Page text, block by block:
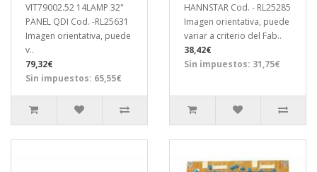
VIT79002.52 14LAMP 32"
PANEL QDI Cod. -RL25631
Imagen orientativa, puede
v..
79,32€
Sin impuestos: 65,55€
HANNSTAR Cod. - RL25285
Imagen orientativa, puede
variar a criterio del Fab..
38,42€
Sin impuestos: 31,75€